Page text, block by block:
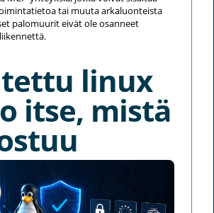
tai muuta arkaluonteista
palomuurit eivät ole osanneet
linux
itse, mistä